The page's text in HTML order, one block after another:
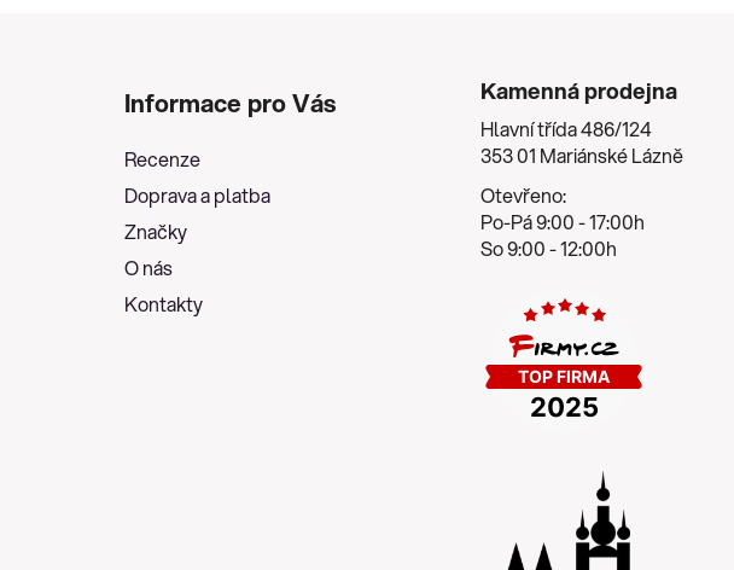
Informace pro Vás
Recenze
Doprava a platba
Značky
O nás
Kontakty
Kamenná prodejna
Hlavní třída 486/124
353 01 Mariánské Lázně
Otevřeno:
Po-Pá 9:00 - 17:00h
So 9:00 - 12:00h